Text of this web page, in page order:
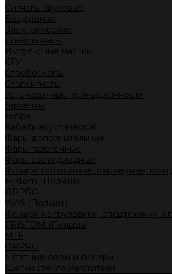
Сигналы звуковые
Воздушные
Электрические
Спецсигналы
Импульсные маячки
СГУ
Стробоскопы
Стопсигналы
Установочные принадлежности
Герметик
Гофра
Кабель акустический
Фары дополнительные
Фары галогенные
Фары светодиодные
Фонари габаритные, маркерные,
Fristom (Польша)
ORPRO
WAS (Польша)
Фонари на грузовики, спецтехнику и
FRISTOM (Польша)
MTF
ORPRO
Штатные фары и фонари
Щетки стеклоочистителя